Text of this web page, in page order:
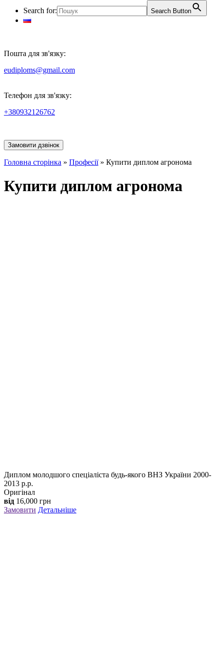
Search for:
Search Button
Пошта для зв'язку:
eudiploms@gmail.com
Телефон для зв'язку:
+380932126762
Замовити дзвінок
Головна сторінка » Професії» Купити диплом агронома
Купити диплом агронома
Диплом молодшого спеціаліста будь-якого ВНЗ України 2000-
2013 р.р.
Оригінал
від 16,000 грн
Замовити Детальніше